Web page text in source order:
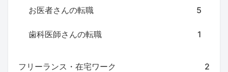
お医者さんの転職 5
歯科医師さんの転職 1
フリーランス・在宅ワーク 2